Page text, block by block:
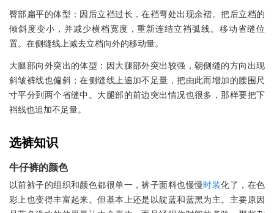
臀部扁平的体型：因后立裆过长，在裆弯处出现余褶。把后立档的
倾斜度变小，并减少横档宽度，重新连结立裆弧线。移动省缝位
置。在侧缝线上减去立档向外的移动量。
大腿部向外突出的体型：因大腿部外突出较强，朝侧缝的方向出现
斜皱裤线也偏斜；在侧缝线上追加不足量，把由此而增加的腰围尺
寸平分到两个省缝中。大腿部的前边突出情况也很多，那样要把下
裆线也追加不足量。
选裤知识
牛仔裤的颜色
以前裤子的组织和颜色都很单一，裤子面料也慢慢时装化了，在色
彩上也变得丰富起来。但基本上还是以靛蓝和蓝黑为主。主要原因